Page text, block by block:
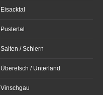
Eisacktal
Pustertal
Salten / Schlern
Überetsch / Unterland
Vinschgau